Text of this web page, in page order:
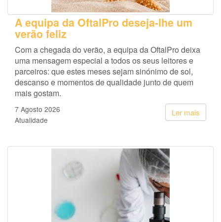
A equipa da OftalPro deseja-lhe um
verão feliz
Com a chegada do verão, a equipa da OftalPro deixa
uma mensagem especial a todos os seus leitores e
parceiros: que estes meses sejam sinónimo de sol,
descanso e momentos de qualidade junto de quem
mais gostam.
Ler mais
7 Agosto 2026
Atualidade